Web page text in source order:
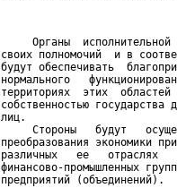
Органы  исполнительной
своих полномочий  и в
будут обеспечивать
нормального
территориях  этих
собственностью
лиц.
Стороны   будут
преобразования экономики
различных   ее   отраслях
финансово-промышленных
предприятий (объединений).